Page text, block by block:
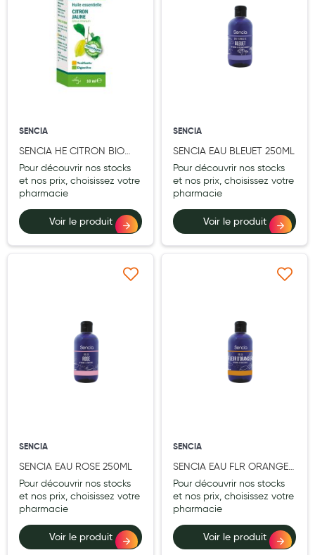
Beauté au naturel
Laits infantiles
Biberons et tétines
Toilette du bébé
Accessoires bébé
Tisanes allaitement et compléments alimentaires
Accessoires maternité
Gammes spécifiques tisanes allaitement et compléments
Diététique minceur
Phytothérapie
Régimes médicaux
SENCIA
SENCIA HE CITRON BIO
10ML
Pour découvrir nos stocks
et nos prix, choisissez votre
pharmacie
Voir le produit
SENCIA
SENCIA EAU BLEUET 250ML
Pour découvrir nos stocks
et nos prix, choisissez votre
pharmacie
Voir le produit
SENCIA
SENCIA EAU ROSE 250ML
Pour découvrir nos stocks
et nos prix, choisissez votre
pharmacie
Voir le produit
Ajouter à ma liste d’envie
SENCIA
SENCIA EAU FLR ORANGER
250ML
Pour découvrir nos stocks
et nos prix, choisissez votre
pharmacie
Voir le produit
Ajouter à ma liste